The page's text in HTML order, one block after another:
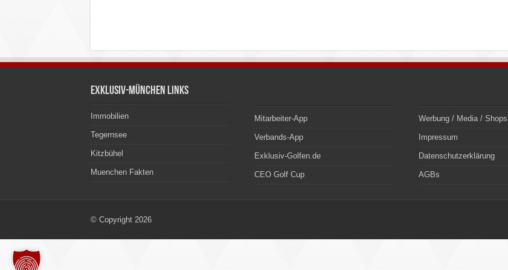
Exklusiv-München Links
Immobilien
Tegernsee
Kitzbühel
Muenchen Fakten
Mitarbeiter-App
Verbands-App
Exklusiv-Golfen.de
CEO Golf Cup
Werbung / Media / Shops
Impressum
Datenschutzerklärung
AGBs
© Copyright 2026